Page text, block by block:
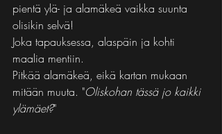
pientä ylä- ja alamäkeä vaikka suunta
olisikin selvä!
Joka tapauksessa, alaspäin ja kohti
maalia mentiin.
Pitkää alamäkeä, eikä kartan mukaan
mitään muuta. "Oliskohan tässä jo kaikki
ylämäet?"